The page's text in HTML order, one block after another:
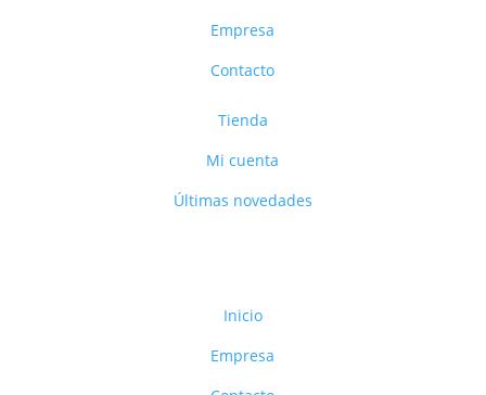
Empresa
Contacto
Tienda
Mi cuenta
Últimas novedades
Inicio
Empresa